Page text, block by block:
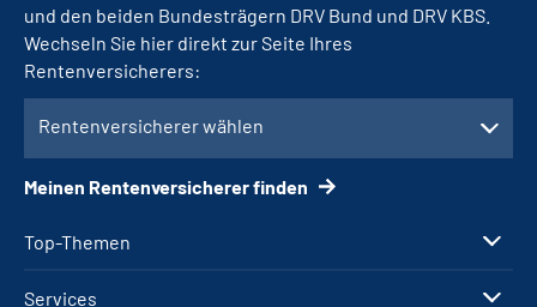
Top-Themen
Services
und den beiden Bundesträgern DRV Bund und DRV KBS.
Wechseln Sie hier direkt zur Seite Ihres
Rentenversicherers:
Rentenversicherer wählen
Meinen Rentenversicherer finden